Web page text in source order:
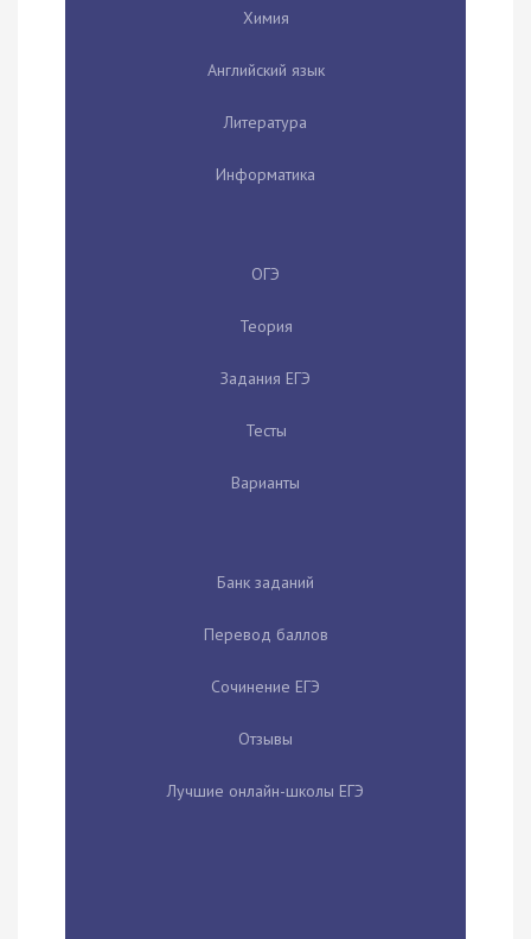
Химия
Английский язык
Литература
Информатика
ОГЭ
Теория
Задания ЕГЭ
Тесты
Варианты
Банк заданий
Перевод баллов
Сочинение ЕГЭ
Отзывы
Лучшие онлайн-школы ЕГЭ